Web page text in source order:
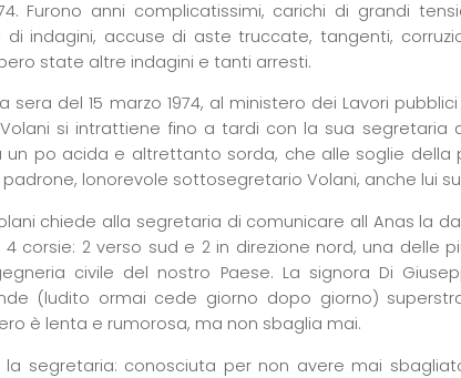
Furono anni complicatissimi, carichi di grandi
di indagini, accuse di aste truccate, tangenti,
state altre indagini e tanti arresti.
sera del 15 marzo 1974, al ministero dei Lavori
si intrattiene fino a tardi con la sua segretaria
un po acida e altrettanto sorda, che alle soglie
lonorevole sottosegretario Volani, anche lui
chiede alla segretaria di comunicare all Anas la
4 corsie: 2 verso sud e 2 in direzione nord, una delle
civile del nostro Paese. La signora Di
(ludito ormai cede giorno dopo giorno)
è lenta e rumorosa, ma non sbaglia mai.
la segretaria: conosciuta per non avere mai